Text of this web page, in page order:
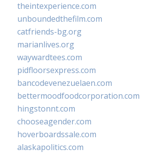
theintexperience.com
unboundedthefilm.com
catfriends-bg.org
marianlives.org
waywardtees.com
pidfloorsexpress.com
bancodevenezuelaen.com
bettermoodfoodcorporation.com
hingstonnt.com
chooseagender.com
hoverboardssale.com
alaskapolitics.com